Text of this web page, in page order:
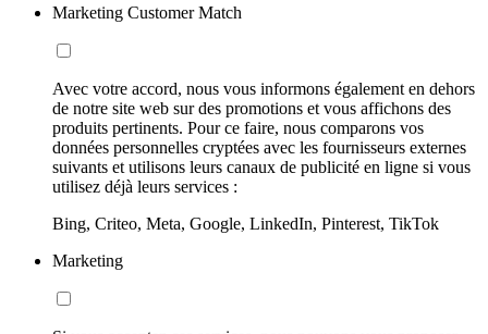
Marketing Customer Match
Avec votre accord, nous vous informons également en dehors
de notre site web sur des promotions et vous affichons des
produits pertinents. Pour ce faire, nous comparons vos
données personnelles cryptées avec les fournisseurs externes
suivants et utilisons leurs canaux de publicité en ligne si vous
utilisez déjà leurs services :
Bing, Criteo, Meta, Google, LinkedIn, Pinterest, TikTok
Marketing